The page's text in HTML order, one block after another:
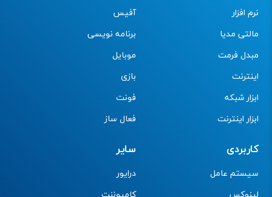
نرم افزار
مالتی مدیا
مبدل فرمت
اینترنت
ابزار شبکه
ابزار اینترنت
آفیس
برنامه نویسی
موبایل
بازی
فونت
فعال ساز
کاربردی
سیستم عامل
سایر
درایور